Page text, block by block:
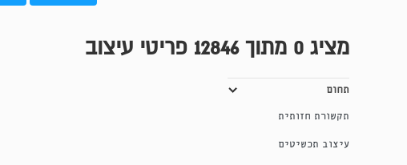
מציג 0 מתוך 12846 פריטי עיצוב
תחום
תקשורת חזותית
עיצוב תכשיטים